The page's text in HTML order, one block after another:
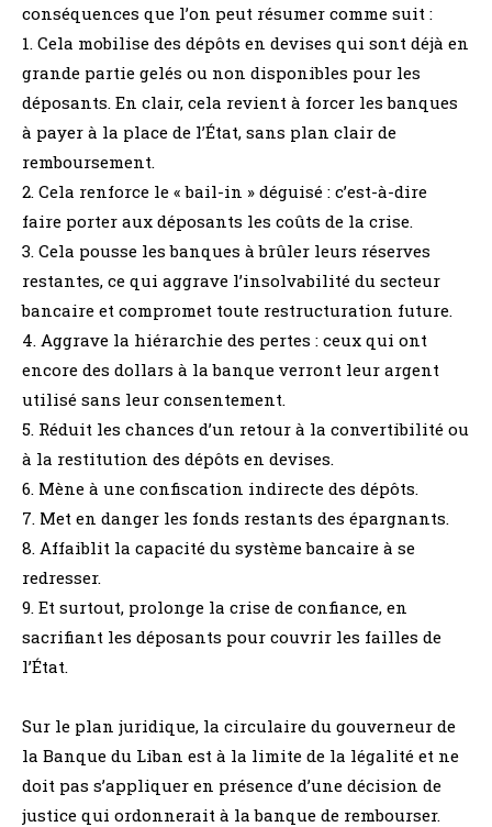
conséquences que l’on peut résumer comme suit :
1. Cela mobilise des dépôts en devises qui sont déjà en
grande partie gelés ou non disponibles pour les
déposants. En clair, cela revient à forcer les banques
à payer à la place de l’État, sans plan clair de
remboursement.
2. Cela renforce le « bail-in » déguisé : c’est-à-dire
faire porter aux déposants les coûts de la crise.
3. Cela pousse les banques à brûler leurs réserves
restantes, ce qui aggrave l’insolvabilité du secteur
bancaire et compromet toute restructuration future.
4. Aggrave la hiérarchie des pertes : ceux qui ont
encore des dollars à la banque verront leur argent
utilisé sans leur consentement.
5. Réduit les chances d’un retour à la convertibilité ou
à la restitution des dépôts en devises.
6. Mène à une confiscation indirecte des dépôts.
7. Met en danger les fonds restants des épargnants.
8. Affaiblit la capacité du système bancaire à se
redresser.
9. Et surtout, prolonge la crise de confiance, en
sacrifiant les déposants pour couvrir les failles de
l’État.
Sur le plan juridique, la circulaire du gouverneur de
la Banque du Liban est à la limite de la légalité et ne
doit pas s’appliquer en présence d’une décision de
justice qui ordonnerait à la banque de rembourser.